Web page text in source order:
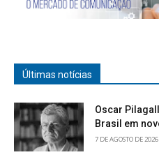
Últimas notícias
Oscar
Brasil em
7 DE AGOSTO DE 2026